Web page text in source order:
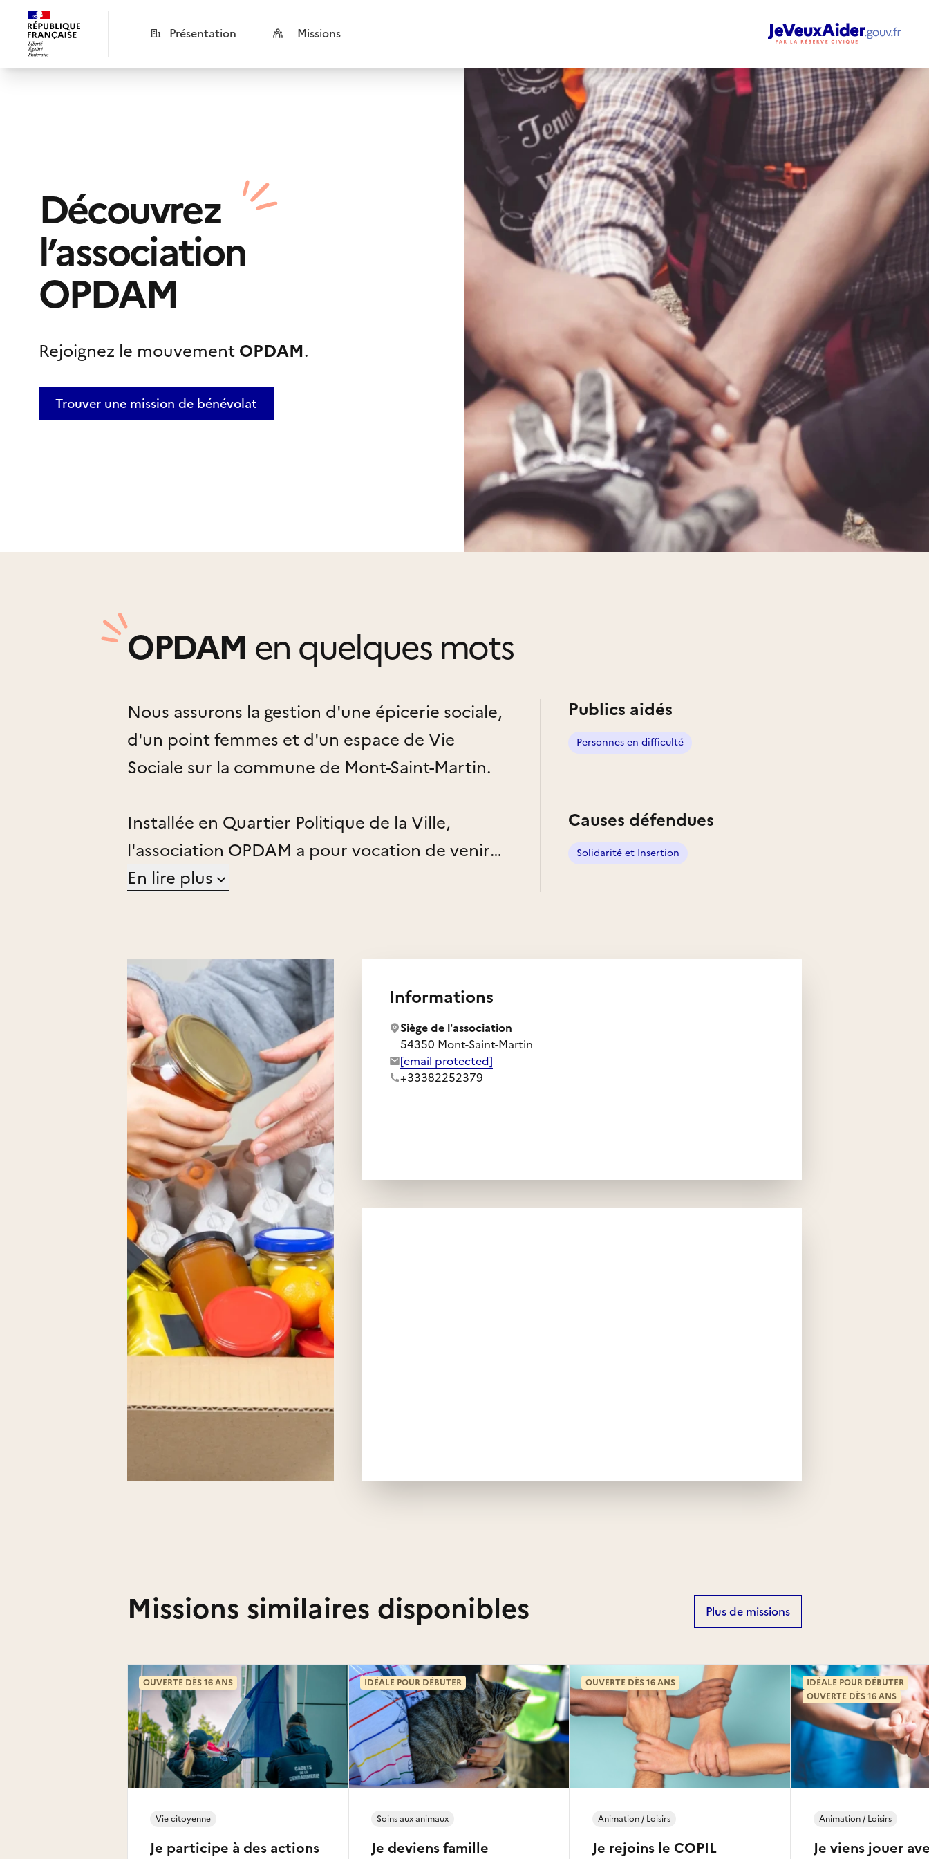
Présentation Missions
Découvrez
l’association
OPDAM
Rejoignez le mouvementOPDAM.
Trouver une mission de bénévolat
OPDAM en quelques mots
Nous assurons la gestion d'une épicerie sociale,
d'un point femmes et d'un espace de Vie
Sociale sur la commune de Mont-Saint-Martin.
Installée en Quartier Politique de la Ville,
l'association OPDAM a pour vocation de venir
en aide aux plus défavorisés et de soutenir les
des activités de loisirs.
En lire plus
Publics aidés
Personnes en difficulté
Causes défendues
Solidarité et Insertion
Informations
Siège de l'association
54350 Mont-Saint-Martin
Adresse e-mail de l'association :
[email protected]
Numéro de téléphone de l'association :
+33382252379
Missions similaires disponibles Plus de missions
Je participe à des actions
Vie citoyenne
OUVERTE DÈS 16 ANS
Je deviens famille
Soins aux animaux
IDÉALE POUR DÉBUTER
Je rejoins le COPIL
Animation / Loisirs
OUVERTE DÈS 16 ANS
Je viens jouer
Animation / Loisirs
IDÉALE POUR DÉBUTER
OUVERTE DÈS 16 ANS